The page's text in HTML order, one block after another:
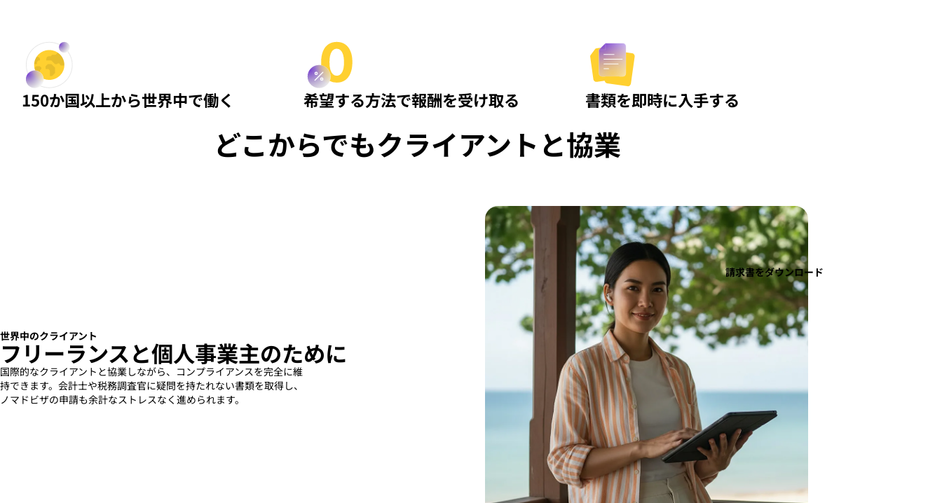
150か国以上から世界中で働く 希望する方法で報酬を受け取る 書類を即時に入手する
どこからでもクライアントと協業
世界中のクライアント
フリーランスと個人事業主のために
国際的なクライアントと協業しながら、コンプライアンスを完全に維
持できます。会計士や税務調査官に疑問を持たれない書類を取得し、
ノマドビザの申請も余計なストレスなく進められます。
請求書をダウンロード